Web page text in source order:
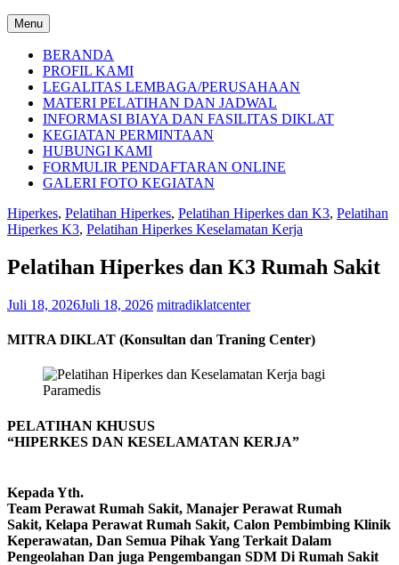
Menu
BERANDA
PROFIL KAMI
LEGALITAS LEMBAGA/PERUSAHAAN
MATERI PELATIHAN DAN JADWAL
INFORMASI BIAYA DAN FASILITAS DIKLAT
KEGIATAN PERMINTAAN
HUBUNGI KAMI
FORMULIR PENDAFTARAN ONLINE
GALERI FOTO KEGIATAN
Hiperkes, Pelatihan Hiperkes, Pelatihan Hiperkes dan K3, Pelatihan
Hiperkes K3, Pelatihan Hiperkes Keselamatan Kerja
Pelatihan Hiperkes dan K3 Rumah Sakit
Juli 18, 2026Juli 18, 2026 mitradiklatcenter
MITRA DIKLAT (Konsultan dan Traning Center)
PELATIHAN KHUSUS
“HIPERKES DAN KESELAMATAN KERJA”
Kepada Yth.
Team Perawat Rumah Sakit, Manajer Perawat Rumah
Sakit, Kelapa Perawat Rumah Sakit, Calon Pembimbing Klinik
Keperawatan, Dan Semua Pihak Yang Terkait Dalam
Pengeolahan Dan juga Pengembangan SDM Di Rumah Sakit